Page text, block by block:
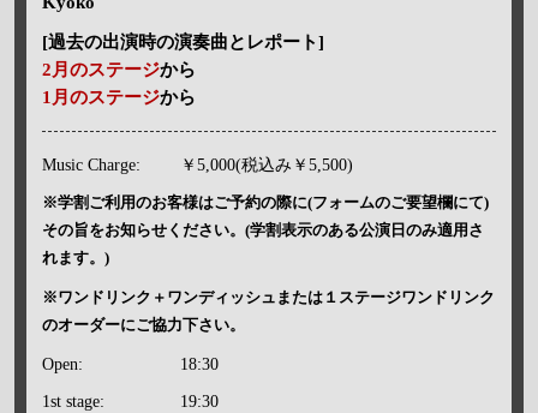
[過去の出演時の演奏曲とレポート]
2月のステージから
1月のステージから
Music Charge: ￥5,000(税込み￥5,500)
※学割ご利用のお客様はご予約の際に(フォームのご要望欄にて)
その旨をお知らせください。(学割表示のある公演日のみ適用さ
れます。)
※ワンドリンク＋ワンディッシュまたは１ステージワンドリンク
のオーダーにご協力下さい。
Open: 18:30
1st stage: 19:30